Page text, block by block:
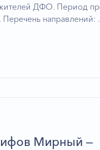
ДФО. Период
Перечень направлений:
Мирный —